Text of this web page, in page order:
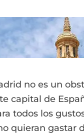
no es un
capital de
todos los
quieran gastar